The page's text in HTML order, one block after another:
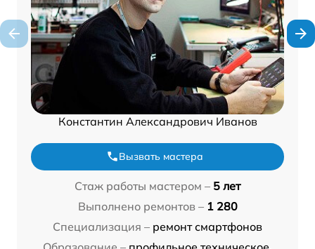
Константин Александрович Иванов
Вызвать мастера
Стаж работы мастером – 5 лет
Выполнено ремонтов – 1 280
Специализация – ремонт смартфонов